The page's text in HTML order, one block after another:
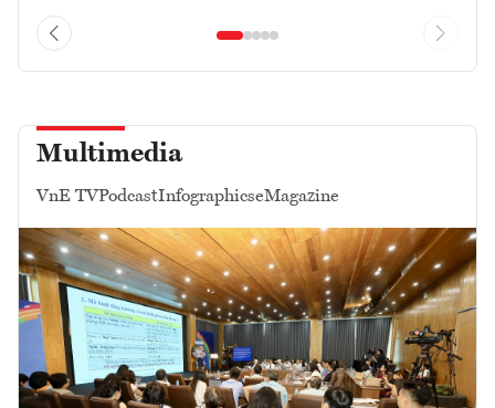
Multimedia
VnE TVPodcastInfographicseMagazine